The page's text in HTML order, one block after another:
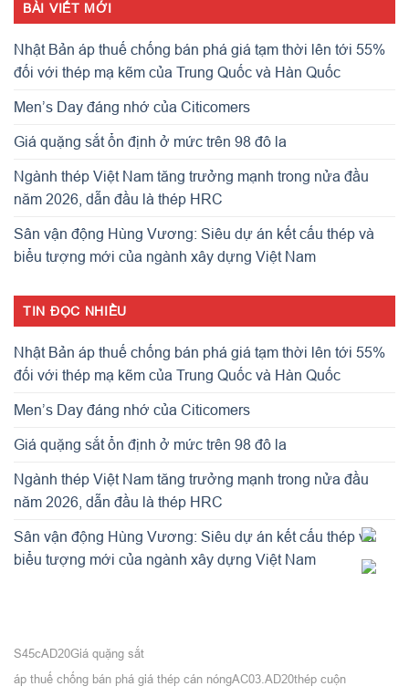
BÀI VIẾT MỚI
Nhật Bản áp thuế chống bán phá giá tạm thời lên tới 55%
đối với thép mạ kẽm của Trung Quốc và Hàn Quốc
Men’s Day đáng nhớ của Citicomers
Giá quặng sắt ổn định ở mức trên 98 đô la
Ngành thép Việt Nam tăng trưởng mạnh trong nửa đầu
năm 2026, dẫn đầu là thép HRC
Sân vận động Hùng Vương: Siêu dự án kết cấu thép và
biểu tượng mới của ngành xây dựng Việt Nam
TIN ĐỌC NHIỀU
Nhật Bản áp thuế chống bán phá giá tạm thời lên tới 55%
đối với thép mạ kẽm của Trung Quốc và Hàn Quốc
Men’s Day đáng nhớ của Citicomers
Giá quặng sắt ổn định ở mức trên 98 đô la
Ngành thép Việt Nam tăng trưởng mạnh trong nửa đầu
năm 2026, dẫn đầu là thép HRC
Sân vận động Hùng Vương: Siêu dự án kết cấu thép và
biểu tượng mới của ngành xây dựng Việt Nam
S45cAD20Giá quặng sắt
áp thuế chống bán phá giá thép cán nóngAC03.AD20thép cuộn